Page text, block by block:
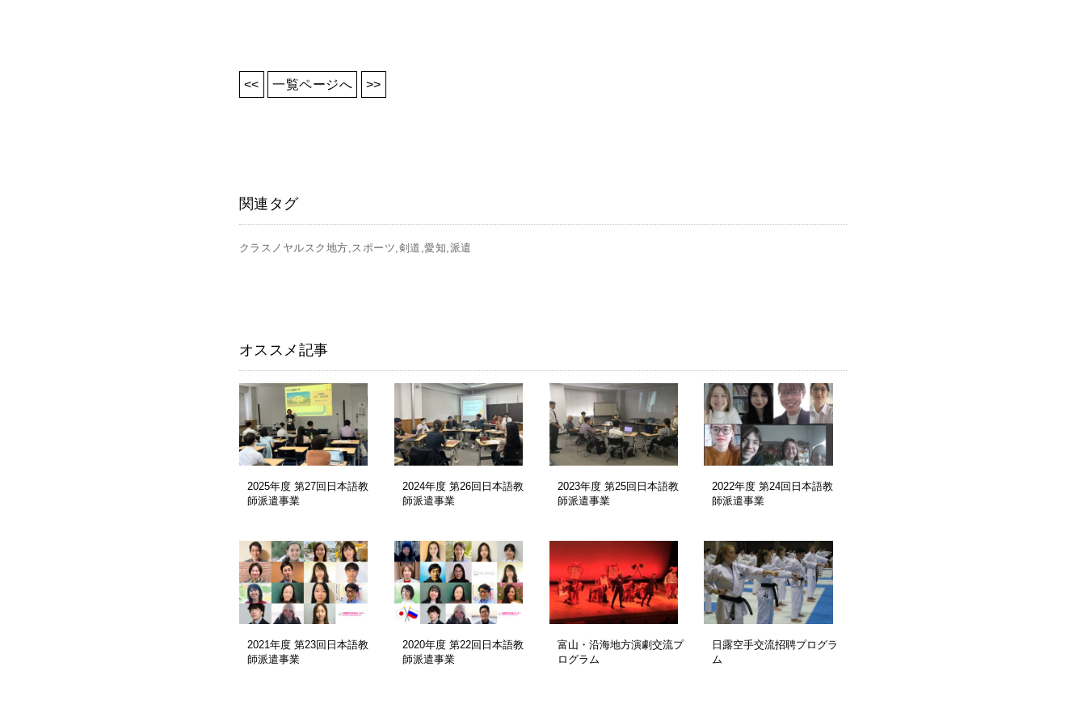
<< 一覧ページへ >>
関連タグ
クラスノヤルスク地方 スポーツ 剣道 愛知 派遣
オススメ記事
2025年度 第27回日本語教
師派遣事業
2024年度 第26回日本語教
師派遣事業
2023年度 第25回日本語教
師派遣事業
2022年度 第24回日本語教
師派遣事業
2021年度 第23回日本語教
師派遣事業
2020年度 第22回日本語教
師派遣事業
富山・沿海地方演劇交流プ
ログラム
日露空手交流招聘プログラ
ム